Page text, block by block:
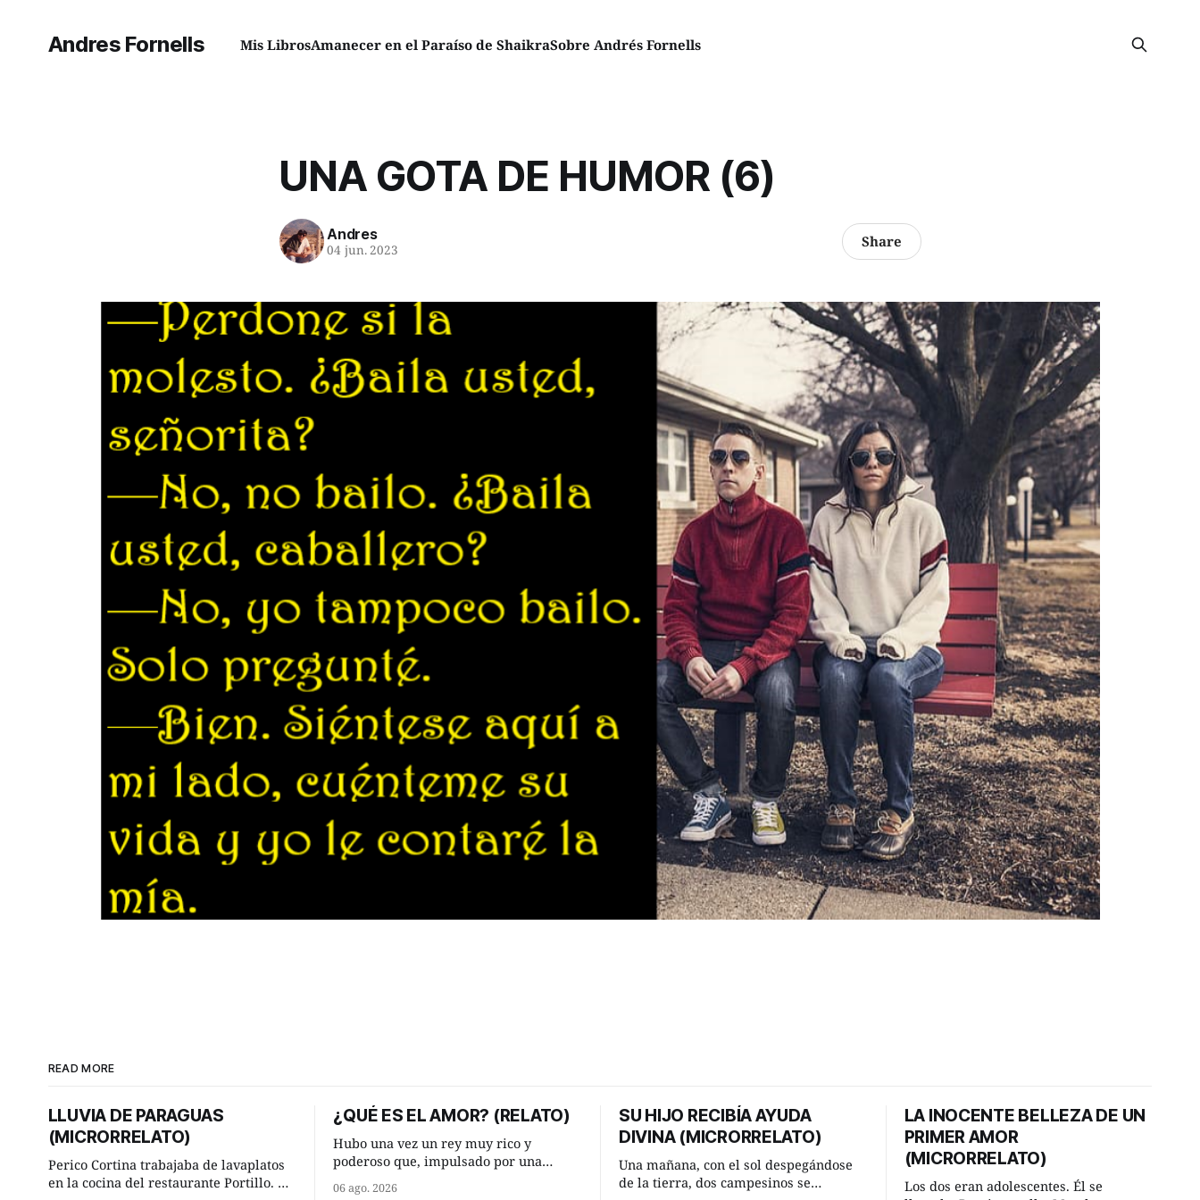
Andres Fornells Mis LibrosAmanecer en el Paraíso de ShaikraSobre Andrés Fornells
UNA GOTA DE HUMOR (6)
Andres
04 jun. 2023 Share
READ MORE
LLUVIA DE PARAGUAS
(MICRORRELATO)
Perico Cortina trabajaba de lavaplatos
en la cocina del restaurante Portillo. De
¿QUÉ ES EL AMOR? (RELATO)
Hubo una vez un rey muy rico y
poderoso que, impulsado por una
hizo una inesperada pregunta al más
06 ago. 2026
SU HIJO RECIBÍA AYUDA
DIVINA (MICRORRELATO)
Una mañana, con el sol despegándose
de la tierra, dos campesinos se
LA INOCENTE BELLEZA DE UN
PRIMER AMOR
(MICRORRELATO)
Los dos eran adolescentes. Él se